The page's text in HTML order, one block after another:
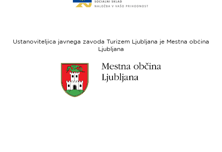
regionalni
spletne
sklad
Ustanoviteljica javnega zavoda Turizem Ljubljana je Mestna občina
Ljubljana